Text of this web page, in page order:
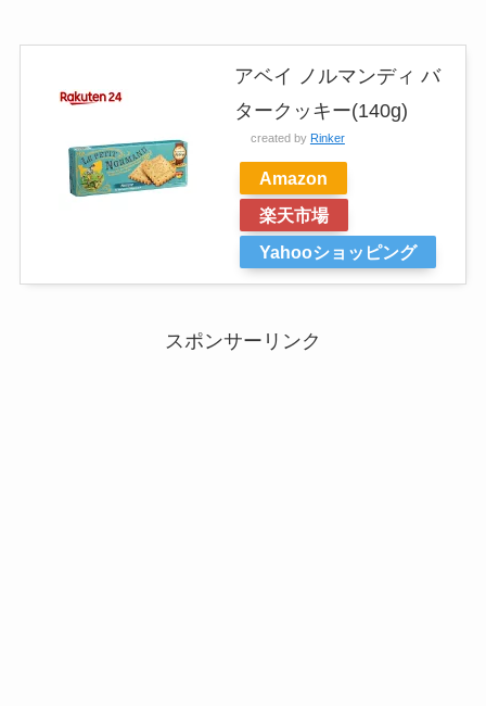
アベイ ノルマンディ バ
タークッキー(140g)
created by Rinker
Amazon
楽天市場
Yahooショッピング
スポンサーリンク